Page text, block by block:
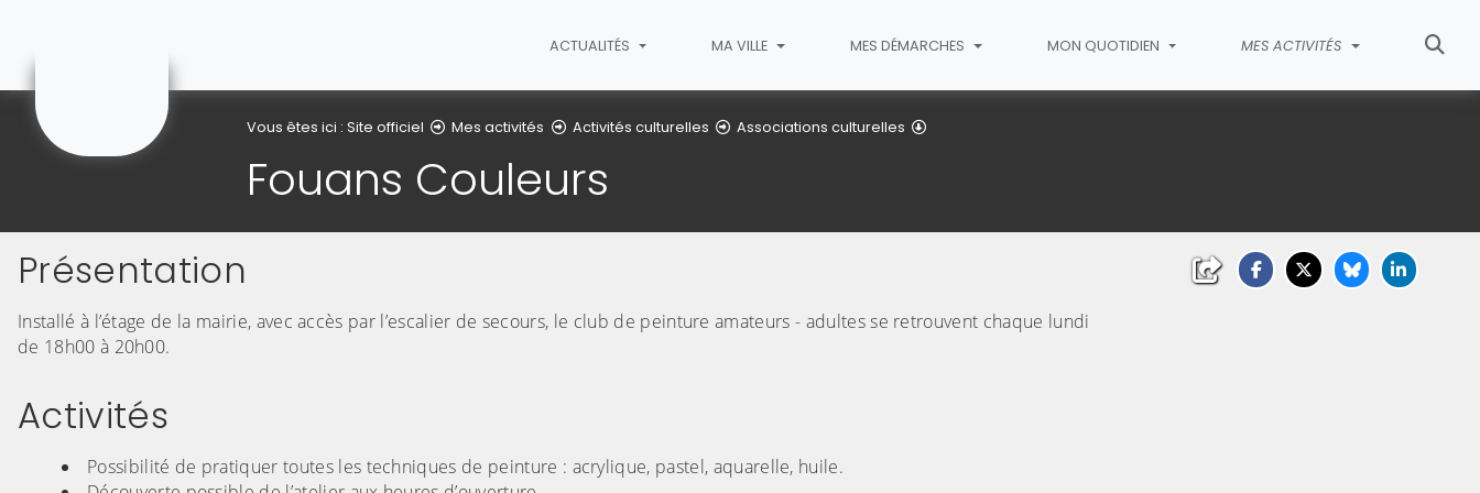
ACTUALITÉS MA VILLE MES DÉMARCHES MON QUOTIDIEN MES ACTIVITÉS
Vous êtes ici : Site officiel Mes activités Activités culturelles Associations culturelles
Fouans Couleurs
Présentation
Installé à l’étage de la mairie, avec accès par l’escalier de secours, le club de peinture amateurs - adultes se retrouvent chaque lundi
de 18h00 à 20h00.
Activités
Possibilité de pratiquer toutes les techniques de peinture : acrylique, pastel, aquarelle, huile.